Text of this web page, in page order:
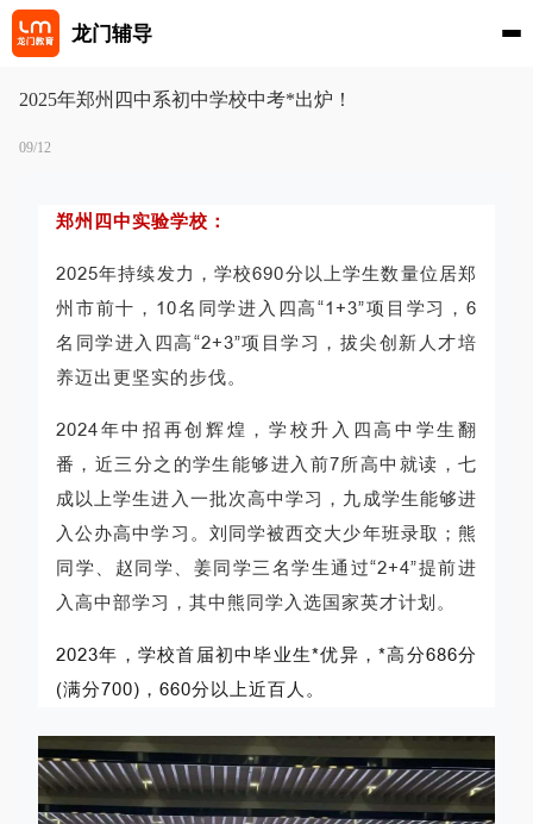
龙门辅导
2025年郑州四中系初中学校中考*出炉！
09/12
郑州四中实验学校：
2025年持续发力，学校690分以上学生数量位居郑
州市前十，10名同学进入四高“1+3”项目学习，6
名同学进入四高“2+3”项目学习，拔尖创新人才培
养迈出更坚实的步伐。
2024年中招再创辉煌，学校升入四高中学生翻
番，近三分之的学生能够进入前7所高中就读，七
成以上学生进入一批次高中学习，九成学生能够进
入公办高中学习。刘同学被西交大少年班录取；熊
同学、赵同学、姜同学三名学生通过“2+4”提前进
入高中部学习，其中熊同学入选国家英才计划。
2023年，学校首届初中毕业生*优异，*高分686分
(满分700)，660分以上近百人。